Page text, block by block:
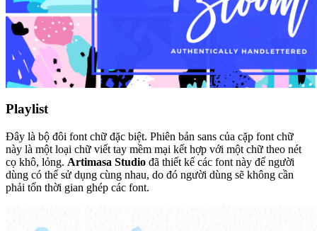
Playlist
Đây là bộ đôi font chữ đặc biệt. Phiên bản sans của cặp font chữ
này là một loại chữ viết tay mềm mại kết hợp với một chữ theo nét
cọ khô, lỏng. Artimasa Studio đã thiết kế các font này để người
dùng có thể sử dụng cùng nhau, do đó người dùng sẽ không cần
phải tốn thời gian ghép các font.